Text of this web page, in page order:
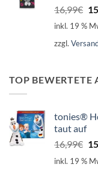
16,99€
inkl. 19 %
zzgl.
TOP BEWERTETE
tonies®
taut auf
16,99€
inkl. 19 %